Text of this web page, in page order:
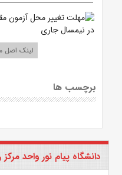
لینک اصل
برچسب ها
دانشگاه پیام نور واحد